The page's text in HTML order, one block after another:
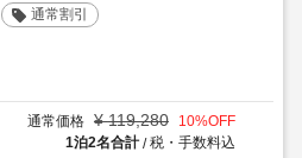
通常割引
通常価格 ¥ 119,280 10%OFF
1泊2名合計/税・手数料込